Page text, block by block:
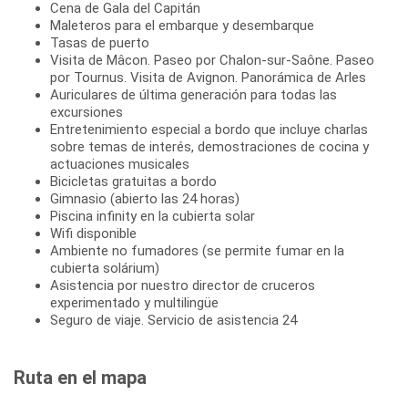
Cena de Gala del Capitán
Maleteros para el embarque y desembarque
Tasas de puerto
Visita de Mâcon. Paseo por Chalon-sur-Saône. Paseo
por Tournus. Visita de Avignon. Panorámica de Arles
Auriculares de última generación para todas las
excursiones
Entretenimiento especial a bordo que incluye charlas
sobre temas de interés, demostraciones de cocina y
actuaciones musicales
Bicicletas gratuitas a bordo
Gimnasio (abierto las 24 horas)
Piscina infinity en la cubierta solar
Wifi disponible
Ambiente no fumadores (se permite fumar en la
cubierta solárium)
Asistencia por nuestro director de cruceros
experimentado y multilingüe
Seguro de viaje. Servicio de asistencia 24
Ruta en el mapa